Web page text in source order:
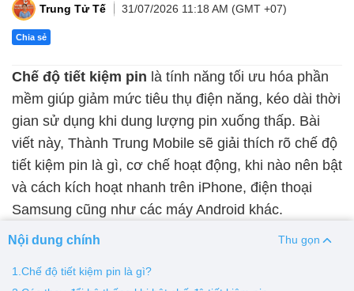
Thay mic Thay rung Thay main Unlock - Mở Khoá
Màn hình Google Pixel
Thay pin
Pin iPhone Pin Samsumg Pin Oppo Pin Xiaomi
Pin Realme
Vỏ Huawei
Trung Tử Tế 31/07/2026 11:18 AM (GMT +07)
Chia sẻ
Chế độ tiết kiệm pin là tính năng tối ưu hóa phần
mềm giúp giảm mức tiêu thụ điện năng, kéo dài thời
gian sử dụng khi dung lượng pin xuống thấp. Bài
viết này, Thành Trung Mobile sẽ giải thích rõ chế độ
tiết kiệm pin là gì, cơ chế hoạt động, khi nào nên bật
và cách kích hoạt nhanh trên iPhone, điện thoại
Samsung cũng như các máy Android khác.
Nội dung chính Thu gọn
1.Chế độ tiết kiệm pin là gì?